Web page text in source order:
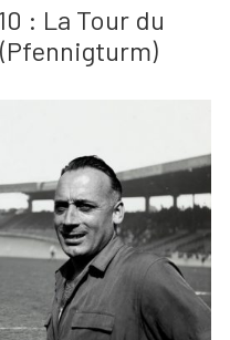
: La Tour du